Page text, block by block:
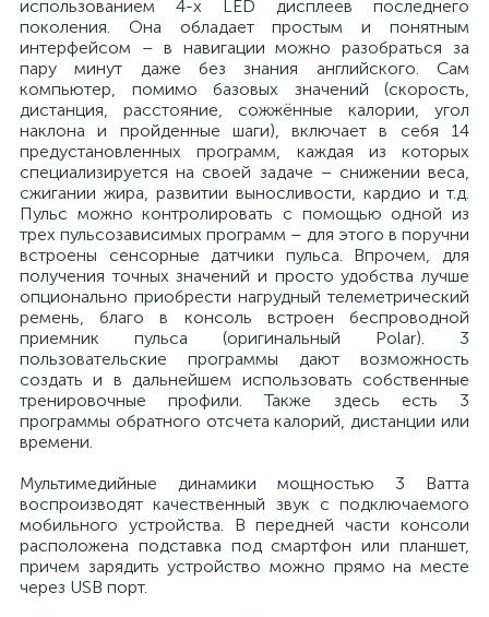
использованием 4-х LED дисплеев последнего
поколения. Она обладает простым и понятным
интерфейсом – в навигации можно разобраться за
пару минут даже без знания английского. Сам
компьютер, помимо базовых значений (скорость,
дистанция, расстояние, сожжённые калории, угол
наклона и пройденные шаги), включает в себя 14
предустановленных программ, каждая из которых
специализируется на своей задаче – снижении веса,
сжигании жира, развитии выносливости, кардио и т.д.
Пульс можно контролировать с помощью одной из
трех пульсозависимых программ – для этого в поручни
встроены сенсорные датчики пульса. Впрочем, для
получения точных значений и просто удобства лучше
опционально приобрести нагрудный телеметрический
ремень, благо в консоль встроен беспроводной
приемник пульса (оригинальный Polar). 3
пользовательские программы дают возможность
создать и в дальнейшем использовать собственные
тренировочные профили. Также здесь есть 3
программы обратного отсчета калорий, дистанции или
времени.
Мультимедийные динамики мощностью 3 Ватта
воспроизводят качественный звук с подключаемого
мобильного устройства. В передней части консоли
расположена подставка под смартфон или планшет,
причем зарядить устройство можно прямо на месте
через USB порт.